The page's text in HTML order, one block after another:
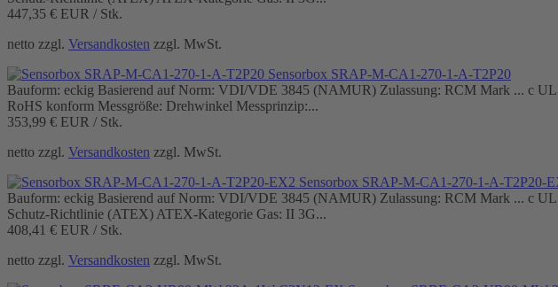
447,35 € EUR / Stk.
netto zzgl. Versandkosten zzgl. MwSt.
Sensorbox SRAP-M-CA1-270-1-A-T2P20
Bauform: eckig Basierend auf Norm: VDI/VDE 3845 (NAMUR) Zulassung: RCM Mark ... c
RoHS konform Messgröße: Drehwinkel Messprinzip:...
353,99 € EUR / Stk.
netto zzgl. Versandkosten zzgl. MwSt.
Sensorbox SRAP-M-CA1-270-1-A-T2P20-
Bauform: eckig Basierend auf Norm: VDI/VDE 3845 (NAMUR) Zulassung: RCM Mark ... c
Schutz-Richtlinie (ATEX) ATEX-Kategorie Gas: II 3G...
408,41 € EUR / Stk.
netto zzgl. Versandkosten zzgl. MwSt.